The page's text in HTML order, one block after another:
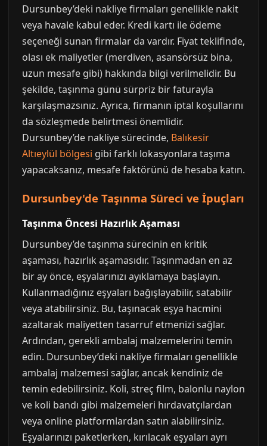
Dursunbey’deki nakliye firmaları genellikle nakit
veya havale kabul eder. Kredi kartı ile ödeme
seçeneği sunan firmalar da vardır. Fiyat teklifinde,
olası ek maliyetler (merdiven, asansörsüz bina,
uzun mesafe gibi) hakkında bilgi verilmelidir. Bu
şekilde, taşınma günü sürpriz bir faturayla
karşılaşmazsınız. Ayrıca, firmanın iptal koşullarını
da sözleşmede belirtmesi önemlidir.
Dursunbey’de nakliye sürecinde, Balıkesir
Altıeylül bölgesi gibi farklı lokasyonlara taşıma
yapacaksanız, mesafe faktörünü de hesaba katın.
Dursunbey'de Taşınma Süreci ve İpuçları
Taşınma Öncesi Hazırlık Aşaması
Dursunbey’de taşınma sürecinin en kritik
aşaması, hazırlık aşamasıdır. Taşınmadan en az
bir ay önce, eşyalarınızı ayıklamaya başlayın.
Kullanmadığınız eşyaları bağışlayabilir, satabilir
veya atabilirsiniz. Bu, taşınacak eşya hacmini
azaltarak maliyetten tasarruf etmenizi sağlar.
Ardından, gerekli ambalaj malzemelerini temin
edin. Dursunbey’deki nakliye firmaları genellikle
ambalaj malzemesi sağlar, ancak kendiniz de
temin edebilirsiniz. Koli, streç film, balonlu naylon
ve koli bandı gibi malzemeleri hırdavatçılardan
veya online platformlardan satın alabilirsiniz.
Eşyalarınızı paketlerken, kırılacak eşyaları ayrı